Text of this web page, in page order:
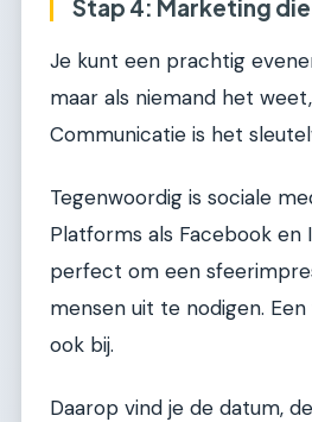
Stap 4: Marketing
Je kunt een prachtig
maar als niemand het
Communicatie is het
Tegenwoordig is sociale
Platforms als Facebook en
perfect om een
mensen uit te nodigen.
ook bij.
Daarop vind je de datum,